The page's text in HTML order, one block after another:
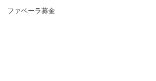
ファベーラ募金